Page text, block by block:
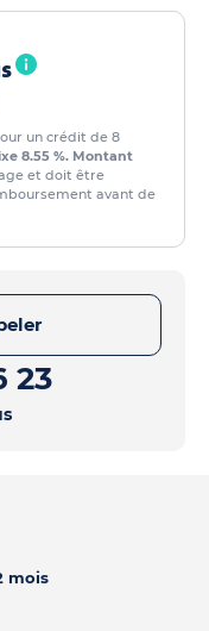
mois
un crédit de 8
8.55 %. Montant
et doit être
avant de
23